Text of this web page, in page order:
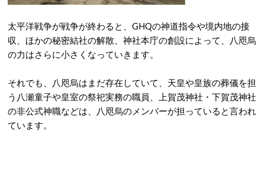
太平洋戦争が戦争が終わると、GHQの神道指令や境内地の接
収、ほかの秘密結社の解散、神社本庁の創設によって、八咫烏
の力はさらに小さくなっていきます。
それでも、八咫烏はまだ存在していて、天皇や皇族の葬儀を担
う八瀬童子や皇室の祭祀実務の職員、上賀茂神社・下賀茂神社
の非公式神職などは、八咫烏のメンバーが担っていると言われ
ています。